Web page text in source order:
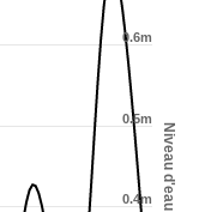
Niveau d'eau
0.4m
0.5m
0.6m